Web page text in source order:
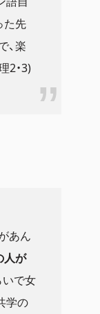
た先
、楽
2・3)
あん
人が
で女
学の